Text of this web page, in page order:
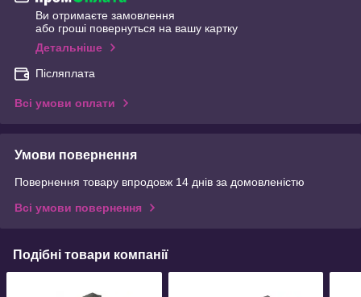
Ви отримаєте замовлення
або гроші повернуться на вашу картку
Детальніше
Післяплата
Всі умови оплати
Умови повернення
Повернення товару впродовж 14 днів за домовленістю
Всі умови повернення
Подібні товари компанії